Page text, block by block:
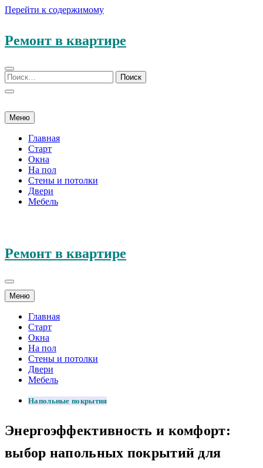
Перейти к содержимому
Ремонт в квартире
Меню
Главная
Старт
Окна
На пол
Стены и потолки
Двери
Мебель
Ремонт в квартире
Меню
Главная
Старт
Окна
На пол
Стены и потолки
Двери
Мебель
Напольные покрытия
Энергоэффективность и комфорт:
выбор напольных покрытий для